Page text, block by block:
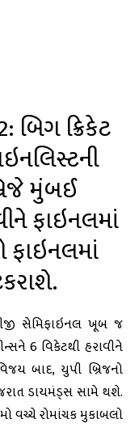
બિગ ક્રિકેટ
મુંબઈ
ફાઇનલમાં
સેમિફાઇનલ ખૂબ જ
6 વિકેટથી હરાવીને
બાદ, યુપી બ્રિજનો
ડાયમંડ્સ સામે થશે.
વચ્ચે રોમાંચક મુકાબલો